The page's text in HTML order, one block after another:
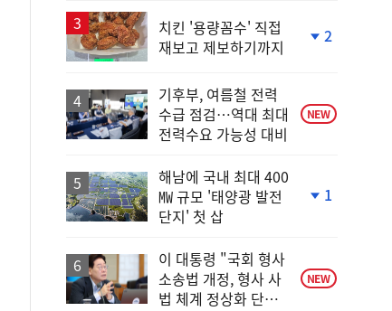
치킨 '용량꼼수' 직접
재보고 제보하기까지
2
기후부, 여름철 전력
수급 점검…역대 최대
전력수요 가능성 대비
NEW
해남에 국내 최대 400
㎿ 규모 '태양광 발전
단지' 첫 삽
1
이 대통령 "국회 형사
소송법 개정, 형사 사
법 체계 정상화 단초
NEW